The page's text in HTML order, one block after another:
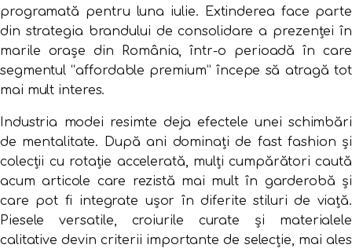
programată pentru luna iulie. Extinderea face parte
din strategia brandului de consolidare a prezenței în
marile orașe din România, într-o perioadă în care
segmentul “affordable premium” începe să atragă tot
mai mult interes.
Industria modei resimte deja efectele unei schimbări
de mentalitate. După ani dominați de fast fashion și
colecții cu rotație accelerată, mulți cumpărători caută
acum articole care rezistă mai mult în garderobă și
care pot fi integrate ușor în diferite stiluri de viață.
Piesele versatile, croiurile curate și materialele
calitative devin criterii importante de selecție, mai ales